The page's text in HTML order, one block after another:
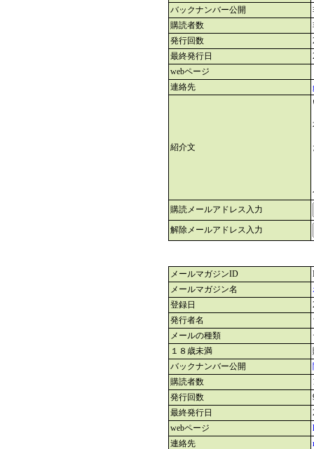
バックナンバー公開
購読者数
発行回数
最終発行日
webページ
連絡先
紹介文
購読メールアドレス入力
解除メールアドレス入力
メールマガジンID
メールマガジン名
登録日
発行者名
メールの種類
１８歳未満
バックナンバー公開
購読者数
発行回数
最終発行日
webページ
連絡先